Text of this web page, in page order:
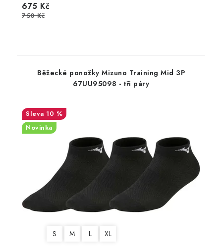
675 Kč
750 Kč
Běžecké ponožky Mizuno Training Mid 3P
67UU95098 - tři páry
10 %
Novinka
S M L XL